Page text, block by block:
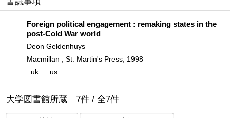
Foreign political engagement : remaking states in the
post-Cold War world
Deon Geldenhuys
Macmillan , St. Martin's Press, 1998
: uk
: us
大学図書館所蔵 7件 / 全7件